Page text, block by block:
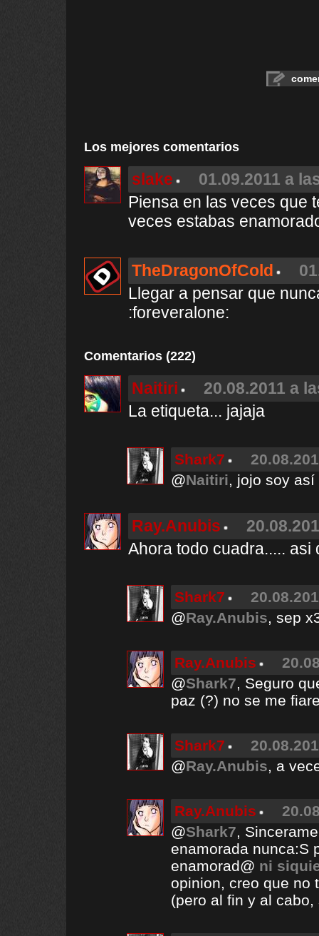
Los mejores comentarios
slake
01.09.2011 a
Piensa en las veces que
veces estabas
TheDragonOfCold
Llegar a pensar que
:foreveralone:
Comentarios (222)
Naitiri
20.08.2011 a
La etiqueta... jajaja
Shark7
@Naitiri, jojo soy
Ray.Anubis
Ahora todo cuadra..... asi
Shark7
@Ray.Anubis, sep
Ray.Anubis
@Shark7, Seguro
paz (?) no se me
Shark7
@Ray.Anubis, a
Ray.Anubis
@Shark7,
enamorada nunca:S
enamorad@ ni
opinion, creo que no
(pero al fin y al